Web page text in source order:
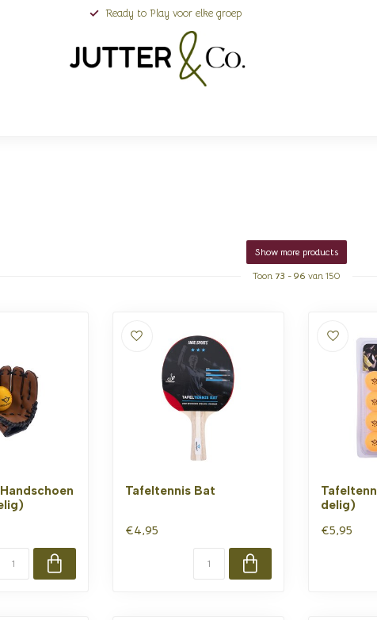
Ready to Play voor elke groep
Show more products
Toon 73 - 96 van 150
Tafeltennis Bat
€4,95
delig)
€5,95